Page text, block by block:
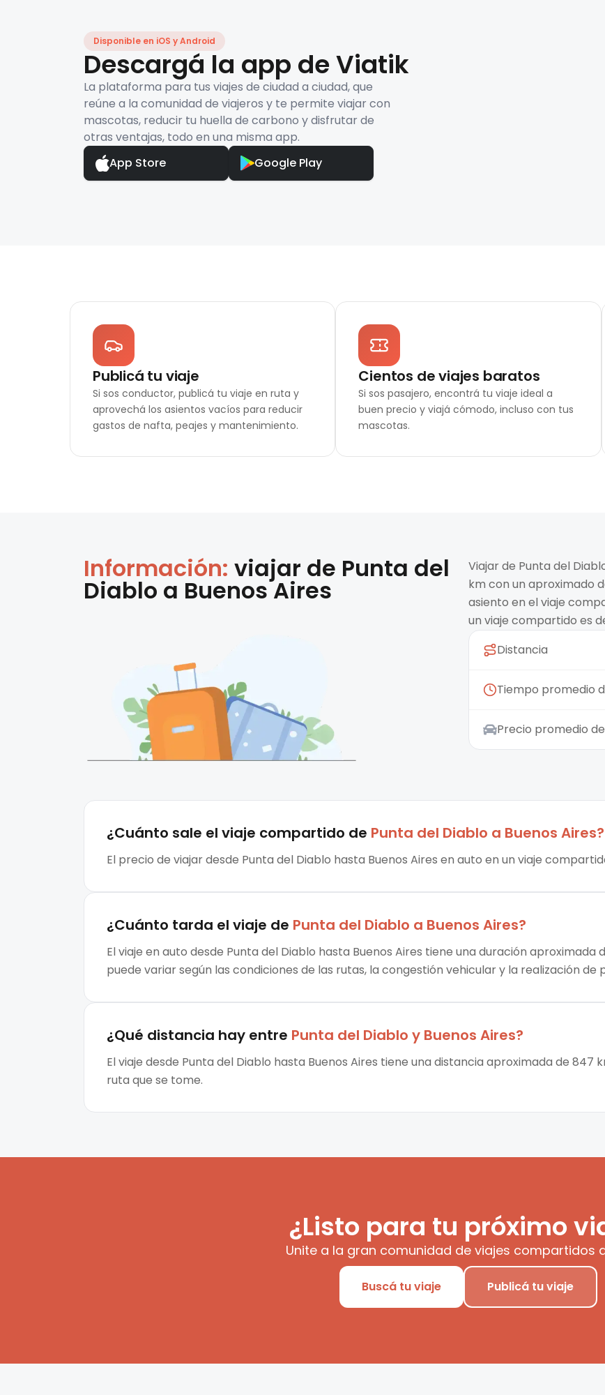
Disponible en iOS y Android
Descargá la app de Viatik
La plataforma para tus viajes de ciudad a ciudad, que
reúne a la comunidad de viajeros y te permite viajar con
mascotas, reducir tu huella de carbono y disfrutar de
otras ventajas, todo en una misma app.
App Store
Google Play
Publicá tu viaje
Si sos conductor, publicá tu viaje en ruta y
aprovechá los asientos vacíos para reducir
gastos de nafta, peajes y mantenimiento.
Cientos de viajes baratos
Si sos pasajero, encontrá tu viaje ideal a
buen precio y viajá cómodo, incluso con tus
mascotas.
Información: viajar de Punta del
Diablo a Buenos Aires
Viajar de Punta del
km con un aproximado
asiento en el viaje
un viaje compartido es
Distancia
Tiempo promedio
Precio promedio
¿Cuánto sale el viaje compartido de Punta del Diablo a Buenos Aires?
El precio de viajar desde Punta del Diablo hasta Buenos Aires en auto en un viaje
¿Cuánto tarda el viaje de Punta del Diablo a Buenos Aires?
El viaje en auto desde Punta del Diablo hasta Buenos Aires tiene una duración aproximada
puede variar según las condiciones de las rutas, la congestión vehicular y la realización de
¿Qué distancia hay entre Punta del Diablo y Buenos Aires?
El viaje desde Punta del Diablo hasta Buenos Aires tiene una distancia aproximada de 847
ruta que se tome.
¿Listo para tu próximo
Unite a la gran comunidad de viajes compartidos
Buscá tu viaje Publicá tu viaje